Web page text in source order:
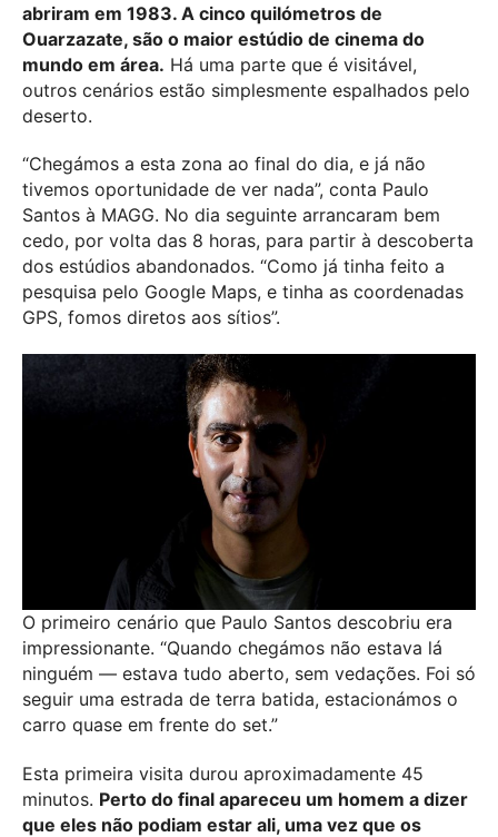
abriram em 1983. A cinco quilómetros de
Ouarzazate, são o maior estúdio de cinema do
mundo em área. Há uma parte que é visitável,
outros cenários estão simplesmente espalhados pelo
deserto.
“Chegámos a esta zona ao final do dia, e já não
tivemos oportunidade de ver nada”, conta Paulo
Santos à MAGG. No dia seguinte arrancaram bem
cedo, por volta das 8 horas, para partir à descoberta
dos estúdios abandonados. “Como já tinha feito a
pesquisa pelo Google Maps, e tinha as coordenadas
GPS, fomos diretos aos sítios”.
O primeiro cenário que Paulo Santos descobriu era
impressionante. “Quando chegámos não estava lá
ninguém — estava tudo aberto, sem vedações. Foi só
seguir uma estrada de terra batida, estacionámos o
carro quase em frente do set.”
Esta primeira visita durou aproximadamente 45
minutos. Perto do final apareceu um homem a dizer
que eles não podiam estar ali, uma vez que os